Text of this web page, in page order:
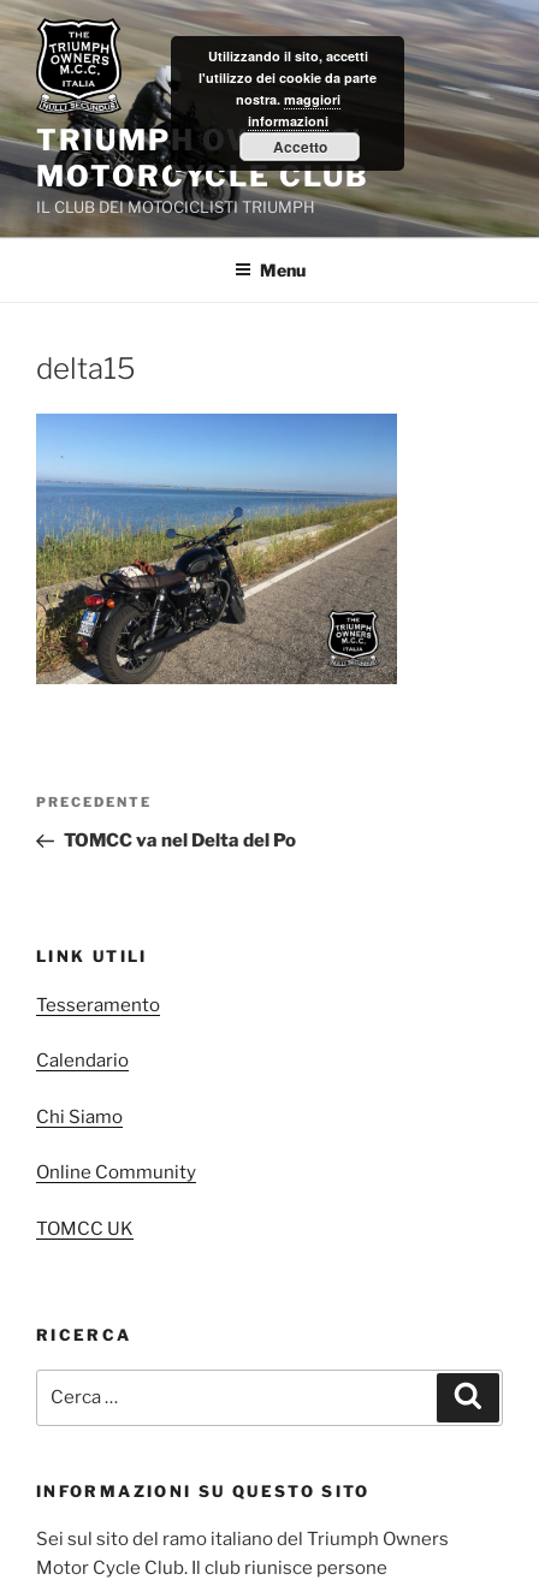
Salta
al
contenuto
TRIUMPH OWNERS'
MOTORCYCLE CLUB
IL CLUB DEI MOTOCICLISTI TRIUMPH
Menu
delta15
Navigazione
Articolo
precedente:
PRECEDENTE
TOMCC va nel Delta del Po
LINK UTILI
Tesseramento
Calendario
Chi Siamo
Online Community
TOMCC UK
RICERCA
INFORMAZIONI SU QUESTO SITO
Sei sul sito del ramo italiano del Triumph Owners
Motor Cycle Club. Il club riunisce persone
Utilizzando il sito, accetti
l'utilizzo dei cookie da parte
nostra. maggiori
informazioni
Accetto